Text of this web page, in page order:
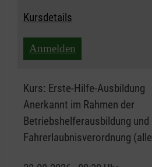
Kursdetails
Anmelden
Kurs: Erste-Hilfe-Ausbildung
Anerkannt im Rahmen der
Betriebshelferausbildung und
Fahrerlaubnisverordnung